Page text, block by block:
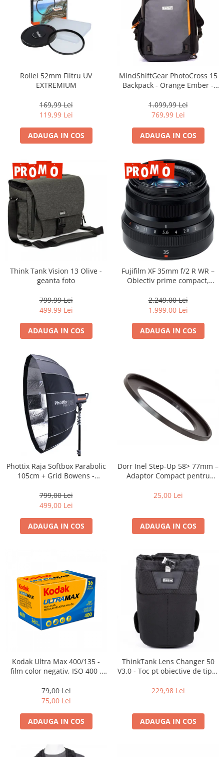
Rollei 52mm Filtru UV
EXTREMIUM
169,99 Lei
119,99 Lei
ADAUGA IN COS
MindShiftGear PhotoCross 15
Backpack - Orange Ember -
1.099,99 Lei
769,99 Lei
ADAUGA IN COS
Think Tank Vision 13 Olive -
geanta foto
799,99 Lei
499,99 Lei
ADAUGA IN COS
Fujifilm XF 35mm f/2 R WR –
Obiectiv prime compact,
intemperii pentru fotografie
de zi cu zi
2.249,00 Lei
1.999,00 Lei
ADAUGA IN COS
Phottix Raja Softbox Parabolic
105cm + Grid Bowens -
799,00 Lei
499,00 Lei
ADAUGA IN COS
Dorr Inel Step-Up 58> 77mm –
Adaptor Compact pentru
25,00 Lei
ADAUGA IN COS
Kodak Ultra Max 400/135 -
film color negativ, ISO 400 ,
79,00 Lei
75,00 Lei
ADAUGA IN COS
ThinkTank Lens Changer 50
V3.0 - Toc pt obiective de tipul
229,98 Lei
ADAUGA IN COS